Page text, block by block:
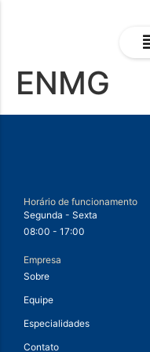
ENMG
Horário de funcionamento
Segunda - Sexta
08:00 - 17:00
Empresa
Sobre
Equipe
Especialidades
Contato